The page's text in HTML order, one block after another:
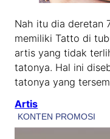
Nah itu dia deretan
memiliki Tatto di
artis yang tidak
tatonya. Hal ini
tatonya yang
Artis